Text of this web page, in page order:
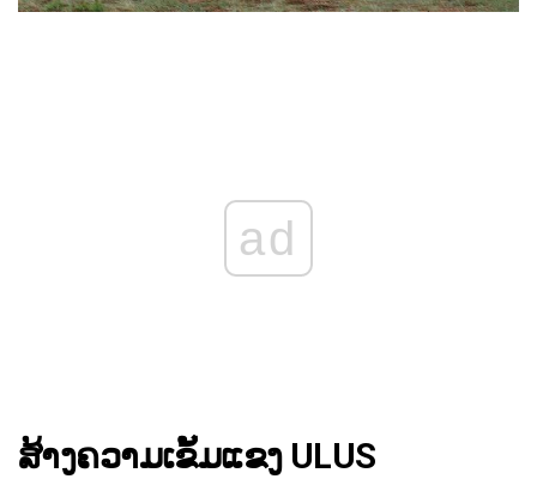
ad
ສ້າງຄວາມເຂັ້ມແຂງ ULUS